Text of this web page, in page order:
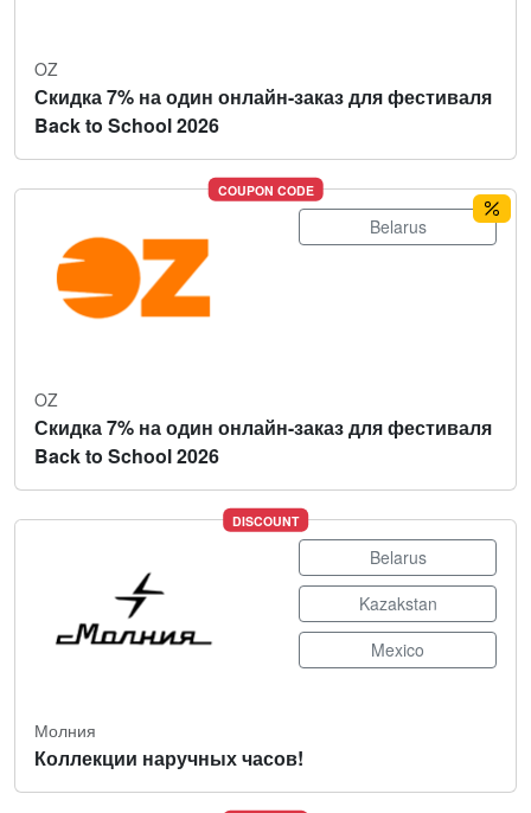
OZ
Скидка 7% на один онлайн-заказ для фестиваля
Back to School 2026
COUPON CODE
Belarus
OZ
Скидка 7% на один онлайн-заказ для фестиваля
Back to School 2026
DISCOUNT
Belarus
Kazakstan
Mexico
Молния
Коллекции наручных часов!